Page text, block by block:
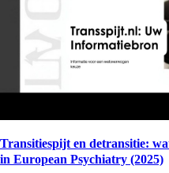
Transitiespijt en detransitie:
in European Psychiatry (2025)